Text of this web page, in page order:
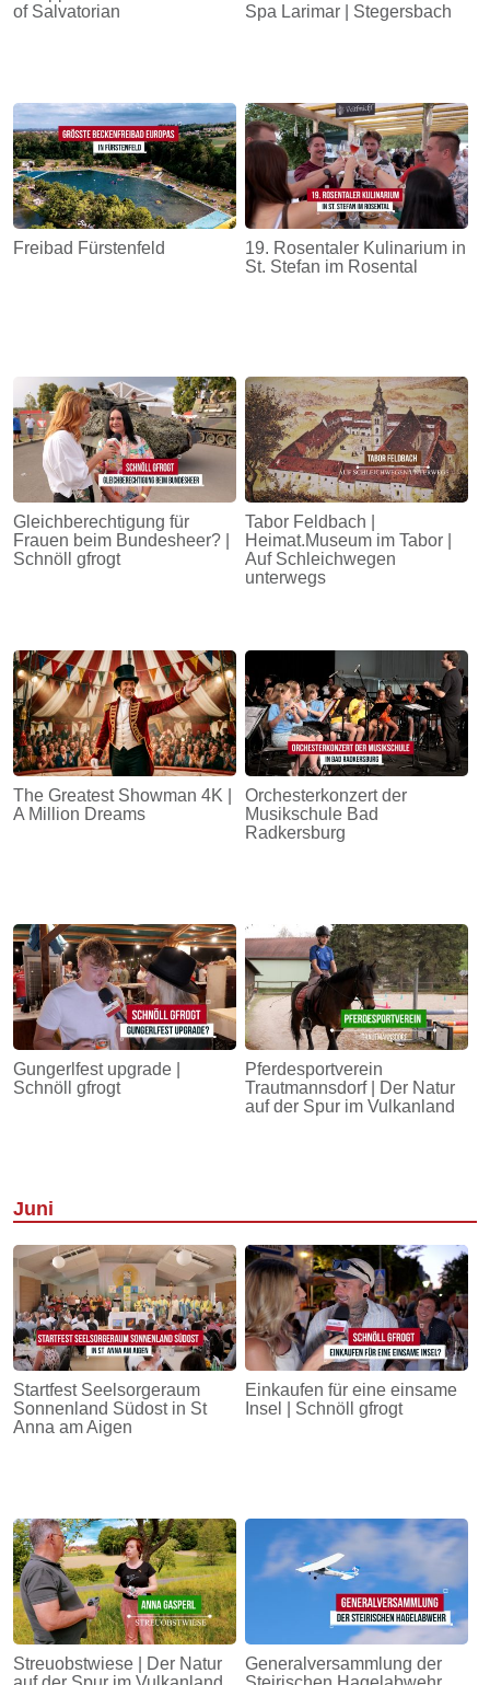
of Salvatorian
Spa Larimar | Stegersbach
Freibad Fürstenfeld
19. Rosentaler Kulinarium in
St. Stefan im Rosental
Gleichberechtigung für
Frauen beim Bundesheer? |
Schnöll gfrogt
Tabor Feldbach |
Heimat.Museum im Tabor |
Auf Schleichwegen
unterwegs
The Greatest Showman 4K |
A Million Dreams
Orchesterkonzert der
Musikschule Bad
Radkersburg
Gungerlfest upgrade |
Schnöll gfrogt
Pferdesportverein
Trautmannsdorf | Der Natur
auf der Spur im Vulkanland
Juni
Startfest Seelsorgeraum
Sonnenland Südost in St
Anna am Aigen
Einkaufen für eine einsame
Insel | Schnöll gfrogt
Streuobstwiese | Der Natur
Generalversammlung der